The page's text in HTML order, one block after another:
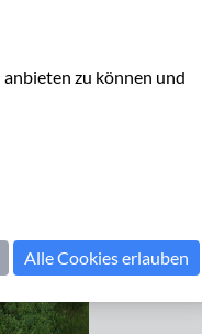
zu können und
anwenden
Alle Cookies erlauben